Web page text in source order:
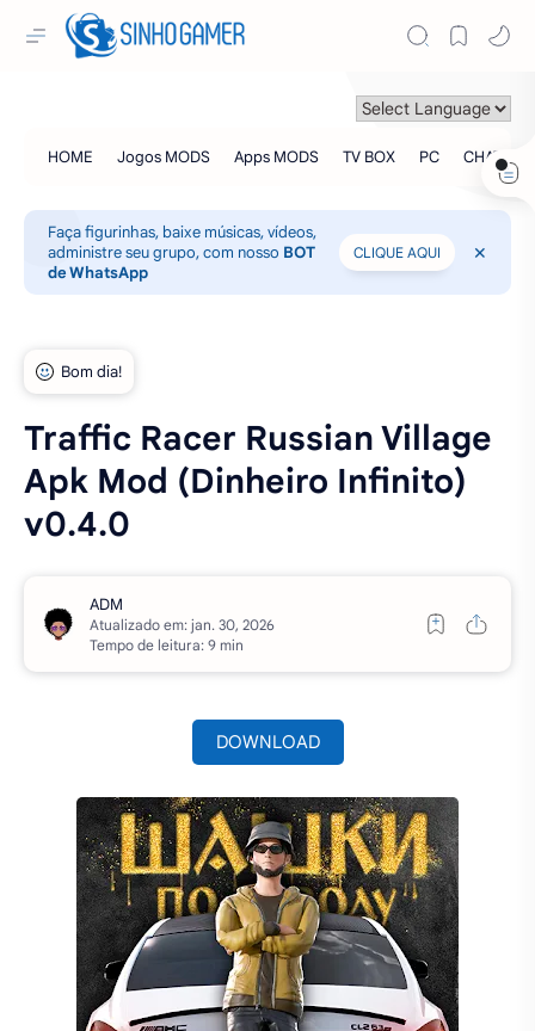
Faça figurinhas, baixe músicas, vídeos,
administre seu grupo, com nosso BOT
de WhatsApp
CLIQUE AQUI
Traffic Racer Russian Village
Apk Mod (Dinheiro Infinito)
v0.4.0
Atualizado em:
Tempo de leitura: 9 min
DOWNLOAD